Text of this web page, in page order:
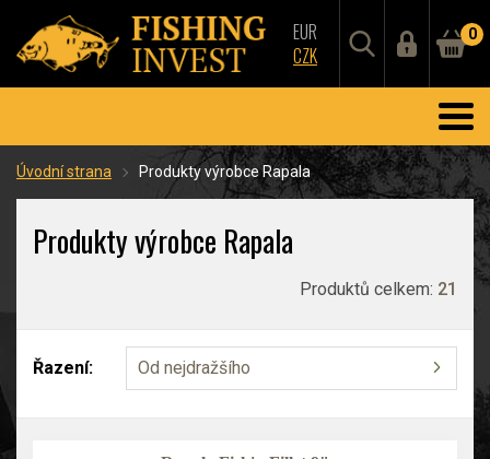
EUR
CZK
0
Úvodní strana Produkty výrobce Rapala
Produkty výrobce Rapala
Produktů celkem: 21
Řazení: Od nejdražšího